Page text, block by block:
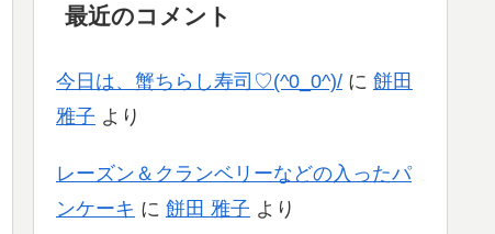
最近のコメント
今日は、蟹ちらし寿司♡(^0_0^)/ に 餅田
雅子 より
レーズン＆クランベリーなどの入ったパ
ンケーキ に 餅田 雅子 より